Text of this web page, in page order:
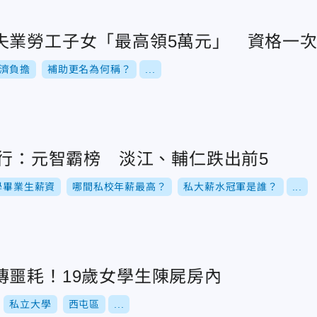
業勞工子女「最高領5萬元」 資格一
負擔 補助更名為何稱？
：元智霸榜 淡江、輔仁跌出前5
畢業生薪資 哪間私校年薪最高？ 私大薪水冠軍是誰？
噩耗！19歲女學生陳屍房內
私立大學 西屯區